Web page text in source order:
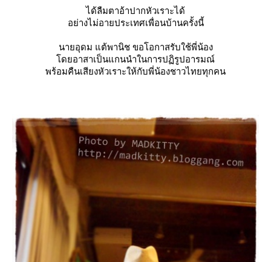
ได้ลืมตาอ้าปากหัวเราะได้
อย่างไม่อายประเทศเพื่อนบ้านครั้งนี้
นายอุดม แต้พานิช ขอโอกาสรับใช้พี่น้อง
ดยอาสาเป็นแกนนำในการปฏิรูปอารมณ์
พร้อมคืนเสียงหัวเราะให้กับพี่น้องชาวไทยทุกคน